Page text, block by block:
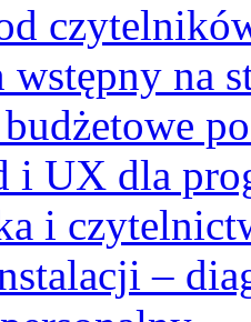
wstępny na
i UX dla
i
–